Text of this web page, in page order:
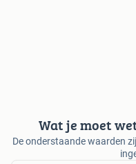
Wat je moet
De onderstaande waarden